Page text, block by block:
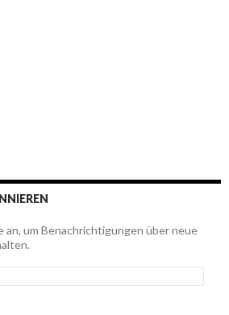
an, um Benachrichtigungen über neue